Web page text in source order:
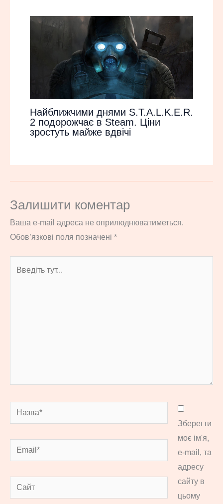
Найближчими днями S.T.A.L.K.E.R.
2 подорожчає в Steam. Ціни
зростуть майже вдвічі
Залишити коментар
Ваша e-mail адреса не оприлюднюватиметься.
Обов’язкові поля позначені *
Назва*
Email*
Сайт
Зберегти
моє ім'я,
e-mail, та
адресу
сайту в
цьому